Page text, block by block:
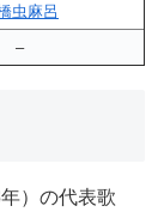
虫麻呂
–
）の代表歌